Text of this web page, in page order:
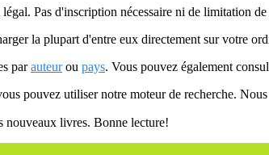
Pas d'inscription nécessaire ni de limitation de
la plupart d'entre eux directement sur votre
parauteurou pays. Vous pouvez également
pouvez utiliser notre moteur de recherche.
nouveaux livres. Bonne lecture!